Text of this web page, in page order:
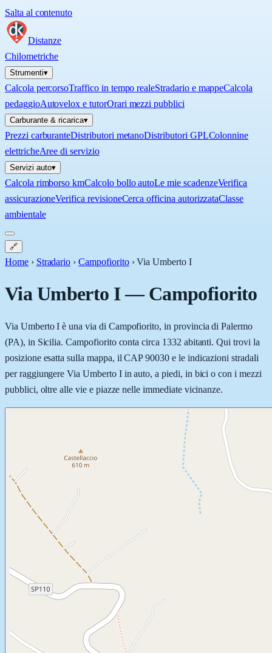
Salta al contenuto
Distanze
Chilometriche
Strumenti▾
Calcola percorsoTraffico in tempo realeStradario e mappeCalcola
pedaggioAutovelox e tutorOrari mezzi pubblici
Carburante & ricarica▾
Prezzi carburanteDistributori metanoDistributori GPLColonnine
elettricheAree di servizio
Servizi auto▾
Calcola rimborso kmCalcolo bollo autoLe mie scadenzeVerifica
assicurazioneVerifica revisioneCerca officina autorizzataClasse
ambientale
🔗
Home › Stradario › Campofiorito ›Via Umberto I
Via Umberto I—Campofiorito
Via Umberto I è una via di Campofiorito, in provincia di Palermo
(PA), in Sicilia. Campofiorito conta circa 1332 abitanti. Qui trovi la
posizione esatta sulla mappa, il CAP 90030 e le indicazioni stradali
per raggiungere Via Umberto I in auto, a piedi, in bici o con i mezzi
pubblici, oltre alle vie e piazze nelle immediate vicinanze.